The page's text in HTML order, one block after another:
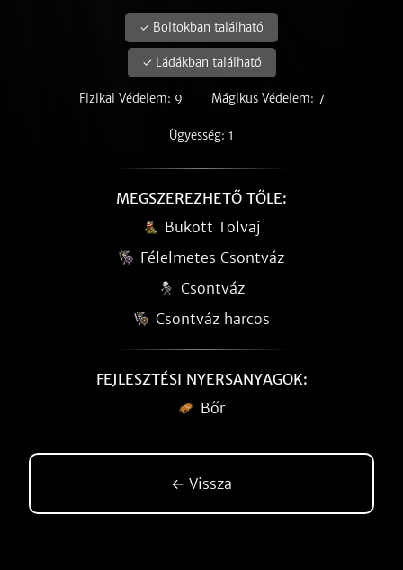
✓ Boltokban található
✓ Ládákban található
Fizikai Védelem: 9 Mágikus Védelem: 7
Ügyesség: 1
MEGSZEREZHETŐ TŐLE:
Bukott Tolvaj
Félelmetes Csontváz
Csontváz
Csontváz harcos
FEJLESZTÉSI NYERSANYAGOK:
Bőr
← Vissza